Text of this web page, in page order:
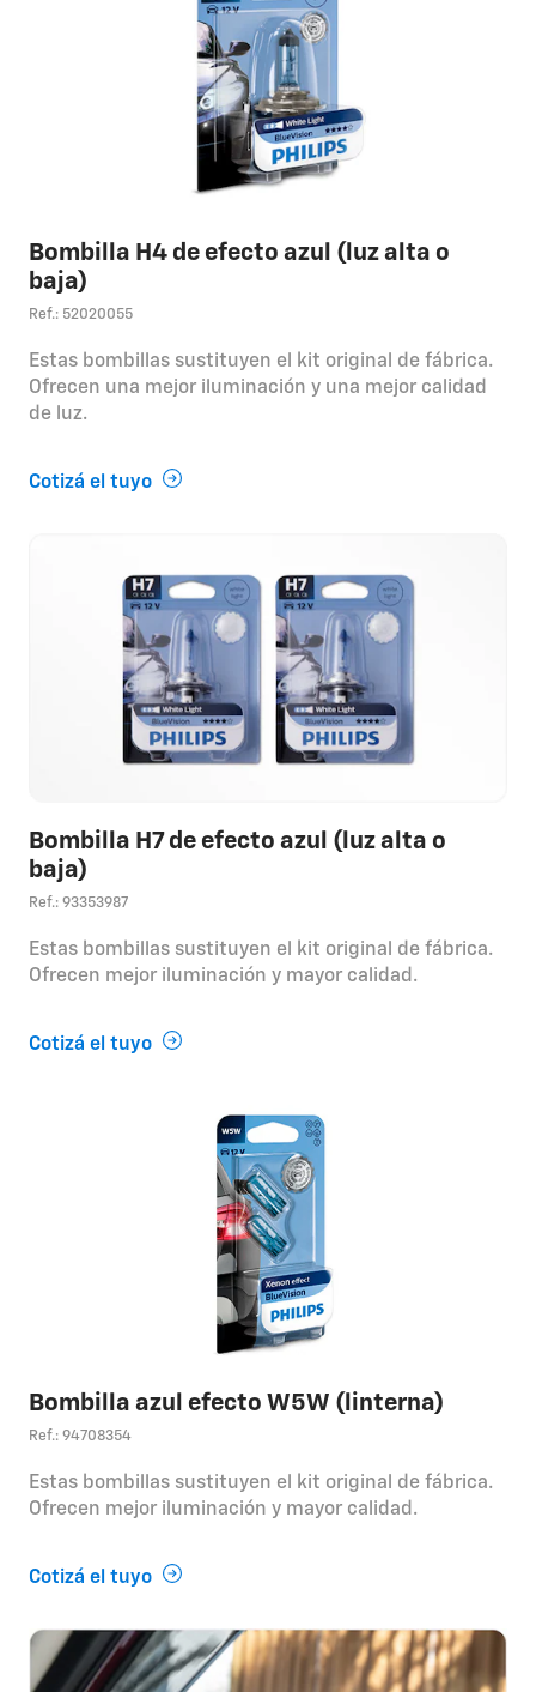
Bombilla H4 de efecto azul (luz alta o
baja)
Ref.: 52020055
Estas bombillas sustituyen el kit original de fábrica.
Ofrecen una mejor iluminación y una mejor calidad
de luz.
Cotizá el tuyo
Bombilla H7 de efecto azul (luz alta o
baja)
Ref.: 93353987
Estas bombillas sustituyen el kit original de fábrica.
Ofrecen mejor iluminación y mayor calidad.
Cotizá el tuyo
Bombilla azul efecto W5W (linterna)
Ref.: 94708354
Estas bombillas sustituyen el kit original de fábrica.
Ofrecen mejor iluminación y mayor calidad.
Cotizá el tuyo